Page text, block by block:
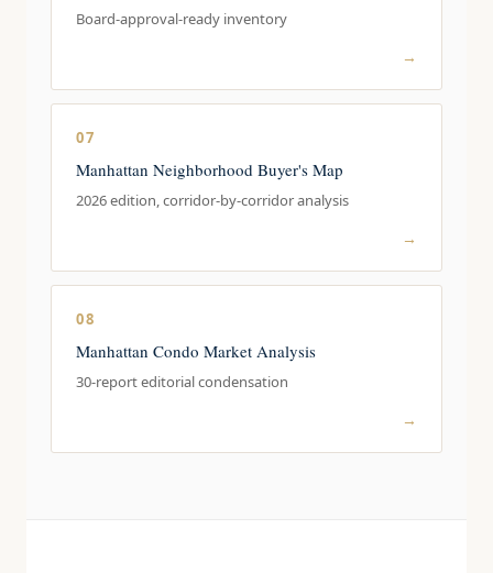
Board-approval-ready inventory
→
07
Manhattan Neighborhood Buyer's Map
2026 edition, corridor-by-corridor analysis
→
08
Manhattan Condo Market Analysis
30-report editorial condensation
→